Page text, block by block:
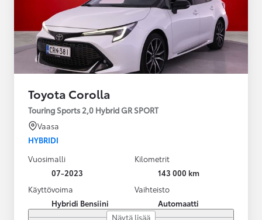
Toyota Corolla
Touring Sports 2,0 Hybrid GR SPORT
Vaasa
HYBRIDI
Vuosimalli
07-2023
Kilometrit
143 000 km
Käyttövoima
Hybridi Bensiini
Vaihteisto
Automaatti
Näytä lisää